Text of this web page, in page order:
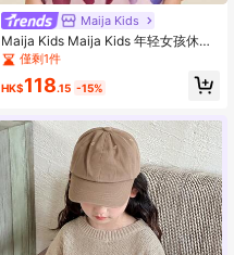
Maija Kids
Maija Kids Maija Kids 年轻女孩休闲
卡其色单排扣长袖修身开衫，秋冬
僅剩1件
HK$118.15 -15%